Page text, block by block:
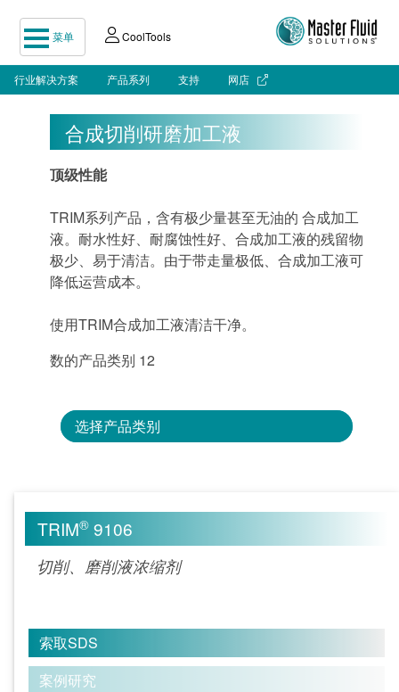
菜单 CoolTools
行业解决方案 产品系列 支持 网店
合成切削研磨加工液
顶级性能
TRIM系列产品，含有极少量甚至无油的 合成加工
液。耐水性好、耐腐蚀性好、合成加工液的残留物
极少、易于清洁。由于带走量极低、合成加工液可
降低运​​营成本。
使用TRIM合成加工液清洁干净。
数的产品类别 12
选择产品类别
TRIM® 9106
切削、磨削液浓缩剂
索取SDS
案例研究